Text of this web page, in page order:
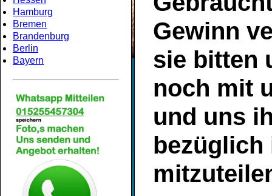
Hamburg
Bremen
Brandenburg
Berlin
Bayern
Gewinn
sie bitten
noch mit
und uns